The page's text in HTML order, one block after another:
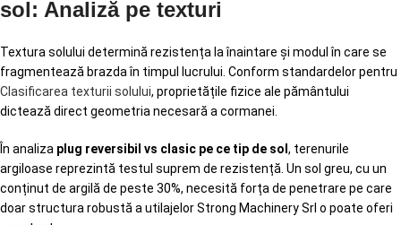
sol: Analiză pe texturi
Textura solului determină rezistența la înaintare și modul în care se
fragmentează brazda în timpul lucrului. Conform standardelor pentru
Clasificarea texturii solului, proprietățile fizice ale pământului
dictează direct geometria necesară a cormanei.
În analiza plug reversibil vs clasic pe ce tip de sol , terenurile
argiloase reprezintă testul suprem de rezistență. Un sol greu, cu un
conținut de argilă de peste 30%, necesită forța de penetrare pe care
doar structura robustă a utilajelor Strong Machinery Srl o poate oferi